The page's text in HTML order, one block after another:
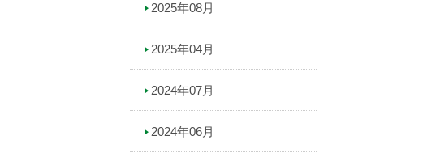
2025年08月
2025年04月
2024年07月
2024年06月